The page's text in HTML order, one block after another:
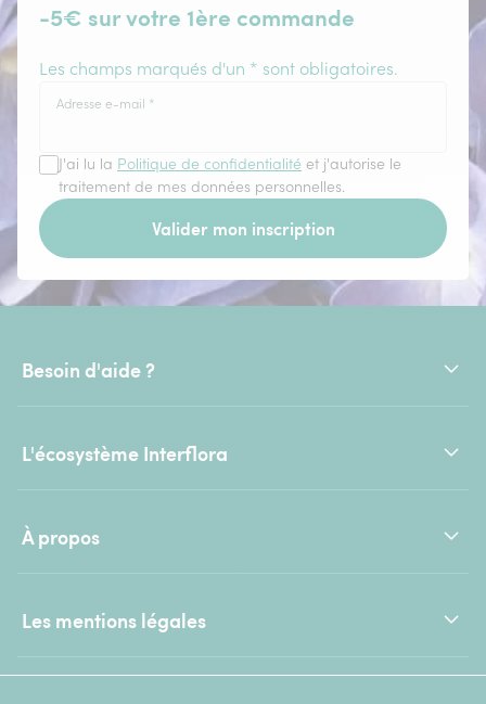
-5€ sur votre 1ère commande
Les champs marqués d'un * sont obligatoires.
Adresse e-mail *
J'ai lu la Politique de confidentialité et j'autorise le
traitement de mes données personnelles.
Valider mon inscription
Besoin d'aide ?
L'écosystème Interflora
À propos
Les mentions légales